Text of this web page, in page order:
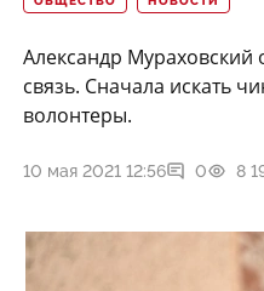
Александр Мураховский
связь. Сначала искать
волонтеры.
10 мая 2021 12:56 0 8